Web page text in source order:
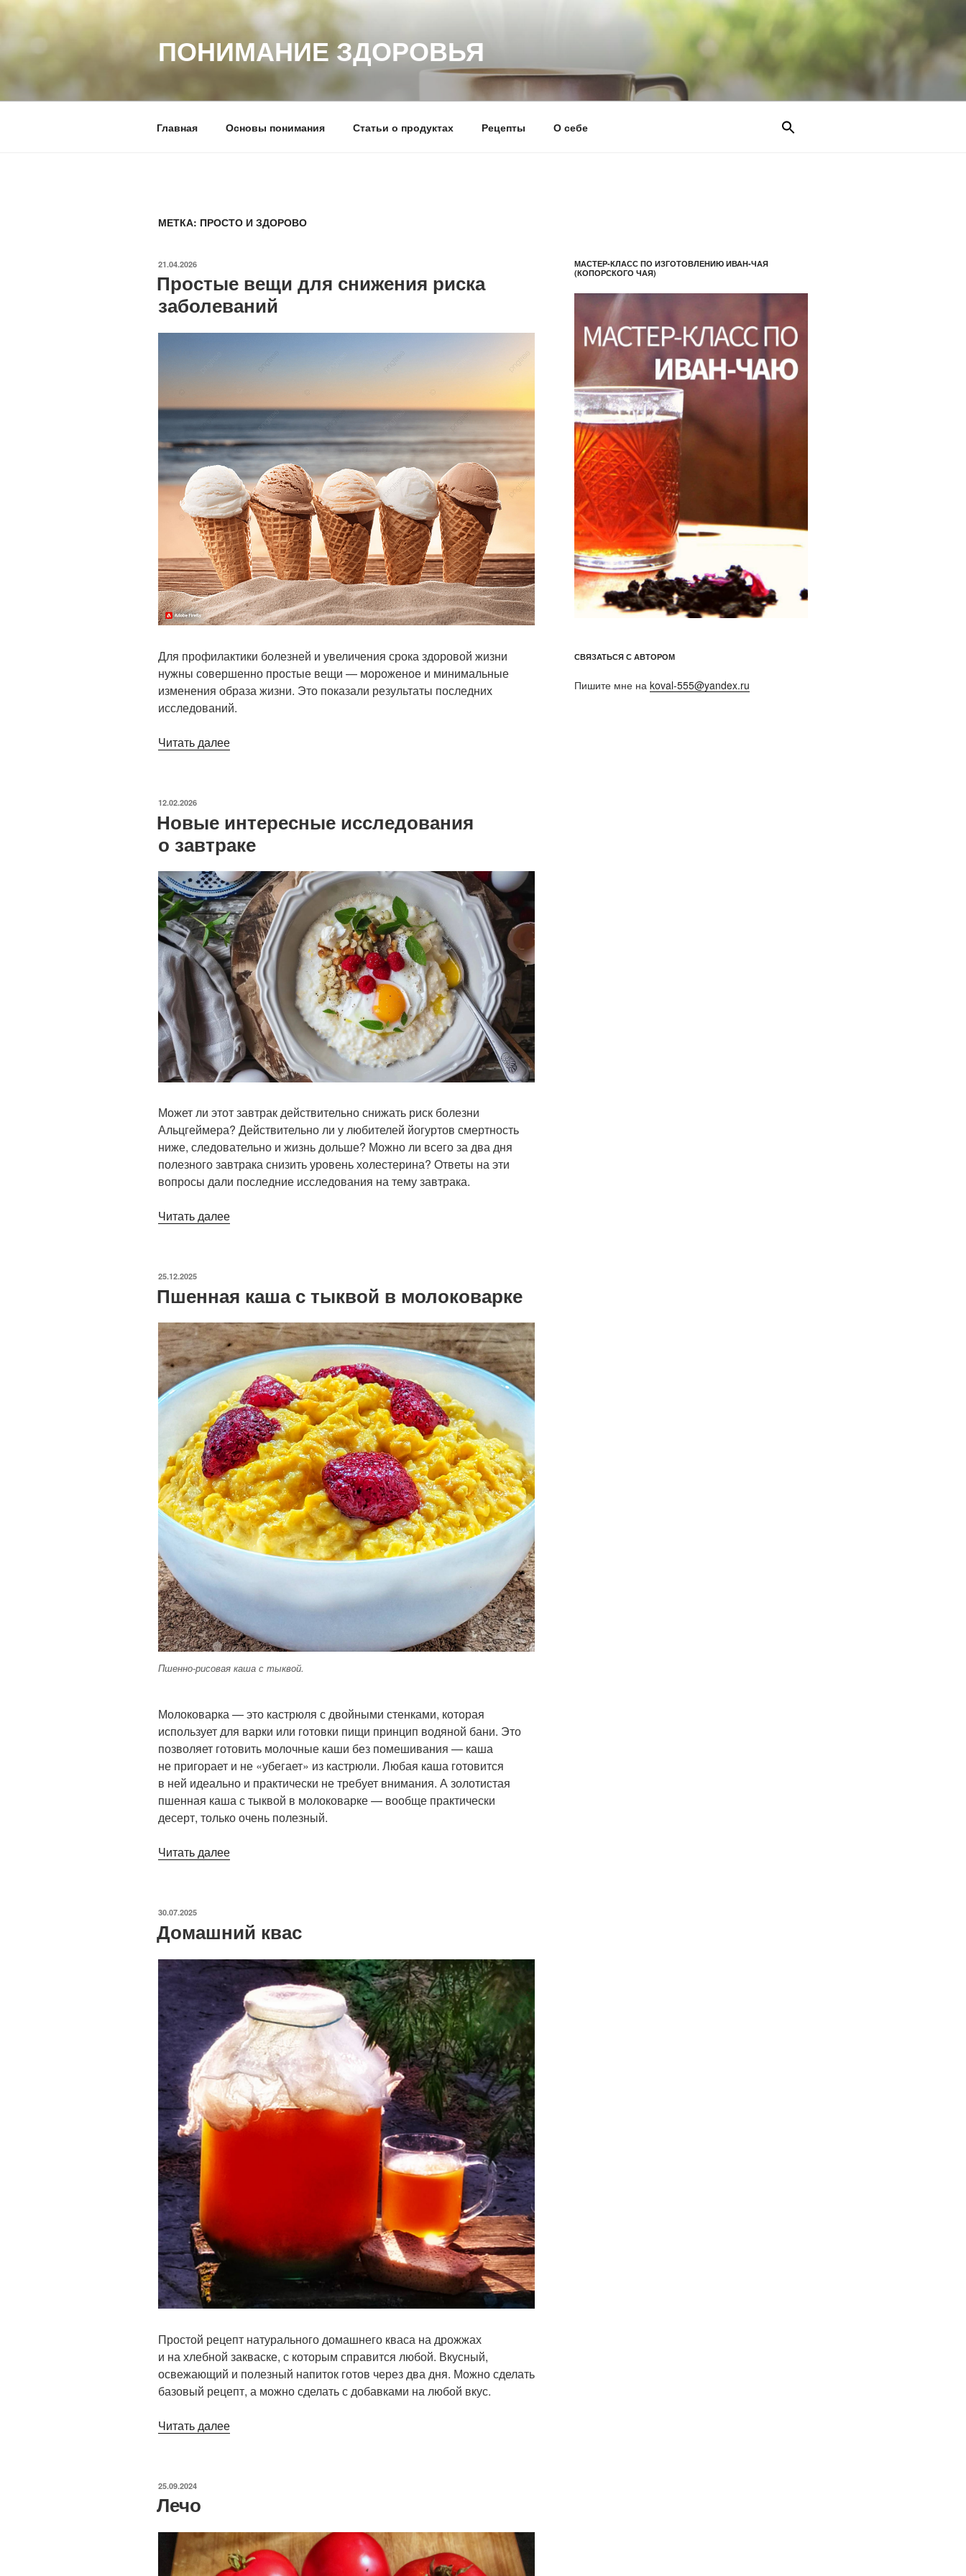
Перейти
ПОНИМАНИЕ ЗДОРОВЬЯ
Главная Основы понимания Статьи о продуктах Рецепты О себе
МЕТКА: ПРОСТО И ЗДОРОВО
ОПУБЛИКОВАНО
21.04.2026
Простые вещи для снижения риска
заболеваний
Для профилактики болезней и увеличения срока здоровой жизни
нужны совершенно простые вещи — мороженое и минимальные
изменения образа жизни. Это показали результаты последних
исследований.
Читать далее«Простые
заболеваний»
ОПУБЛИКОВАНО
12.02.2026
Новые интересные исследования
о завтраке
Может ли этот завтрак действительно снижать риск болезни
Альцгеймера? Действительно ли у любителей йогуртов смертность
ниже, следовательно и жизнь дольше? Можно ли всего за два дня
полезного завтрака снизить уровень холестерина? Ответы на эти
вопросы дали последние исследования на тему завтрака.
Читать далее«Новые
ОПУБЛИКОВАНО
25.12.2025
Пшенная каша с тыквой в молоковарке
Пшенно-рисовая каша с тыквой.
Молоковарка — это кастрюля с двойными стенками, которая
использует для варки или готовки пищи принцип водяной бани. Это
позволяет готовить молочные каши без помешивания — каша
не пригорает и не «убегает» из кастрюли. Любая каша готовится
в ней идеально и практически не требует внимания. А золотистая
пшенная каша с тыквой в молоковарке — вообще практически
десерт, только очень полезный.
Читать далее«Пшенная
ОПУБЛИКОВАНО
30.07.2025
Домашний квас
Простой рецепт натурального домашнего кваса на дрожжах
и на хлебной закваске, с которым справится любой. Вкусный,
освежающий и полезный напиток готов через два дня. Можно сделать
базовый рецепт, а можно сделать с добавками на любой вкус.
Читать далее«Домашний
ОПУБЛИКОВАНО
25.09.2024
Лечо
МАСТЕР-КЛАСС ПО ИЗГОТОВЛЕНИЮ ИВАН-ЧАЯ
(КОПОРСКОГО ЧАЯ)
СВЯЗАТЬСЯ С АВТОРОМ
Пишите мне на koval-555@yandex.ru